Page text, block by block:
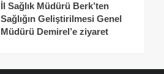
İl Sağlık Müdürü Berk’ten
Sağlığın Geliştirilmesi Genel
Müdürü Demirel’e ziyaret